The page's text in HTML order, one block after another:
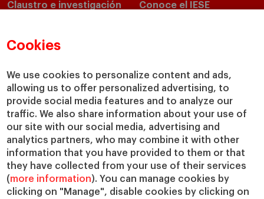
Cookies
We use cookies to personalize content and ads,
allowing us to offer personalized advertising, to
provide social media features and to analyze our
traffic. We also share information about your use of
our site with our social media, advertising and
analytics partners, who may combine it with other
information that you have provided to them or that
they have collected from your use of their services
(more information). You can manage cookies by
clicking on "Manage", disable cookies by clicking on
Claustro e investigación
Departamentos académicos
Cátedras
IESE Insight
IESE Publishing
Conoce el IESE
Nuestro impacto
Colabora con el IESE
Servicios
Biblioteca
Canal de Compliance
Capellanía
IESE Shop
Jobs @IESE